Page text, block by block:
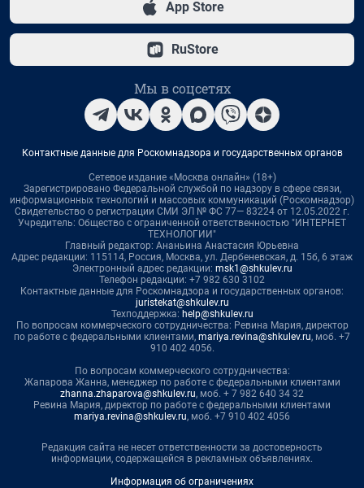
App Store
RuStore
Мы в соцсетях
Контактные данные для Роскомнадзора и государственных органов
Сетевое издание «Москва онлайн» (18+)
Зарегистрировано Федеральной службой по надзору в сфере связи,
информационных технологий и массовых коммуникаций (Роскомнадзор)
Свидетельство о регистрации СМИ ЭЛ № ФС 77— 83224 от 12.05.2022 г.
Учредитель: Общество с ограниченной ответственностью "ИНТЕРНЕТ
ТЕХНОЛОГИИ"
Главный редактор: Ананьина Анастасия Юрьевна
Адрес редакции: 115114, Россия, Москва, ул. Дербеневская, д. 15б, 6 этаж
Электронный адрес редакции: msk1@shkulev.ru
Телефон редакции: +7 982 630 3102
Контактные данные для Роскомнадзора и государственных органов:
juristekat@shkulev.ru
Техподдержка: help@shkulev.ru
По вопросам коммерческого сотрудничества: Ревина Мария, директор
по работе с федеральными клиентами, mariya.revina@shkulev.ru, моб. +7
910 402 4056.
По вопросам коммерческого сотрудничества:
Жапарова Жанна, менеджер по работе с федеральными клиентами
zhanna.zhaparova@shkulev.ru, моб. + 7 982 640 34 32
Ревина Мария, директор по работе с федеральными клиентами
mariya.revina@shkulev.ru, моб. +7 910 402 4056
Редакция сайта не несет ответственности за достоверность
информации, содержащейся в рекламных объявлениях.
Информация об ограничениях